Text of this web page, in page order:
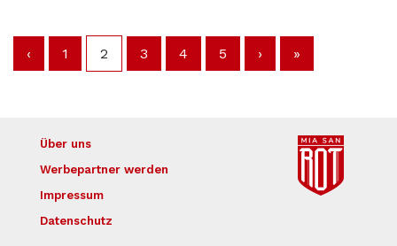
‹ 1 2 3 4 5 › »
Über uns
Werbepartner werden
Impressum
Datenschutz